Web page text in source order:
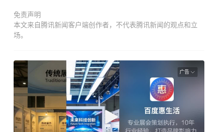
免责声明
本文来自腾讯新闻客户端创作者，不代表腾讯新闻的观点和立
场。
广告